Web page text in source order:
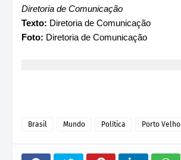
Diretoria de Comunicação
Texto: Diretoria de Comunicação
Foto: Diretoria de Comunicação
Brasil Mundo Política Porto Velho